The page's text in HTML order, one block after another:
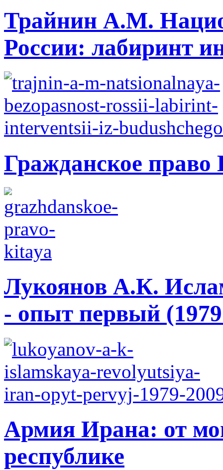
Трайнин А.М.
России: лабиринт
Гражданское право
Лукоянов А.К.
- опыт первый
Армия Ирана: от
республике